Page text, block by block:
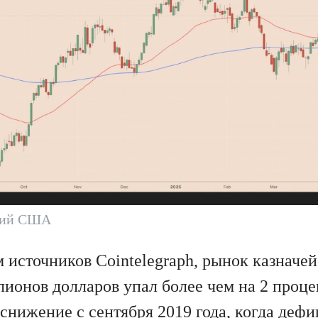
США
источников Cointelegraph, рынок
долларов упал более чем на 2
с сентября 2019 года, когда